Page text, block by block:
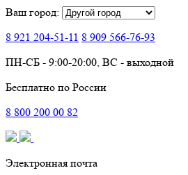
Ваш город:
8 921 204-51-11 8 909 566-76-93
ПН-СБ - 9:00-20:00, ВС - выходной
Бесплатно по России
8 800 200 00 82
Электронная почта